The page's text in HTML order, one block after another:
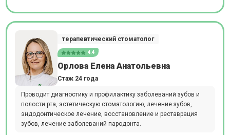
терапевтический стоматолог
4.4
Орлова Елена Анатольевна
Стаж 24 года
Проводит диагностику и профилактику заболеваний зубов и
полости рта, эстетическую стоматологию, лечение зубов,
эндодонтическое лечение, восстановление и реставрация
зубов, лечение заболеваний пародонта.